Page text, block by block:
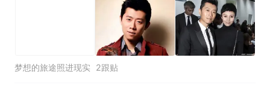
梦想的旅途照进现实 2跟贴